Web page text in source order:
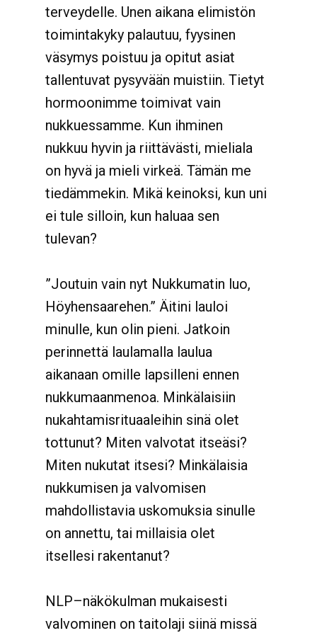
terveydelle. Unen aikana elimistön
toimintakyky palautuu, fyysinen
väsymys poistuu ja opitut asiat
tallentuvat pysyvään muistiin. Tietyt
hormoonimme toimivat vain
nukkuessamme. Kun ihminen
nukkuu hyvin ja riittävästi, mieliala
on hyvä ja mieli virkeä. Tämän me
tiedämmekin. Mikä keinoksi, kun uni
ei tule silloin, kun haluaa sen
tulevan?
”Joutuin vain nyt Nukkumatin luo,
Höyhensaarehen.” Äitini lauloi
minulle, kun olin pieni. Jatkoin
perinnettä laulamalla laulua
aikanaan omille lapsilleni ennen
nukkumaanmenoa. Minkälaisiin
nukahtamisrituaaleihin sinä olet
tottunut? Miten valvotat itseäsi?
Miten nukutat itsesi? Minkälaisia
nukkumisen ja valvomisen
mahdollistavia uskomuksia sinulle
on annettu, tai millaisia olet
itsellesi rakentanut?
NLP–näkökulman mukaisesti
valvominen on taitolaji siinä missä